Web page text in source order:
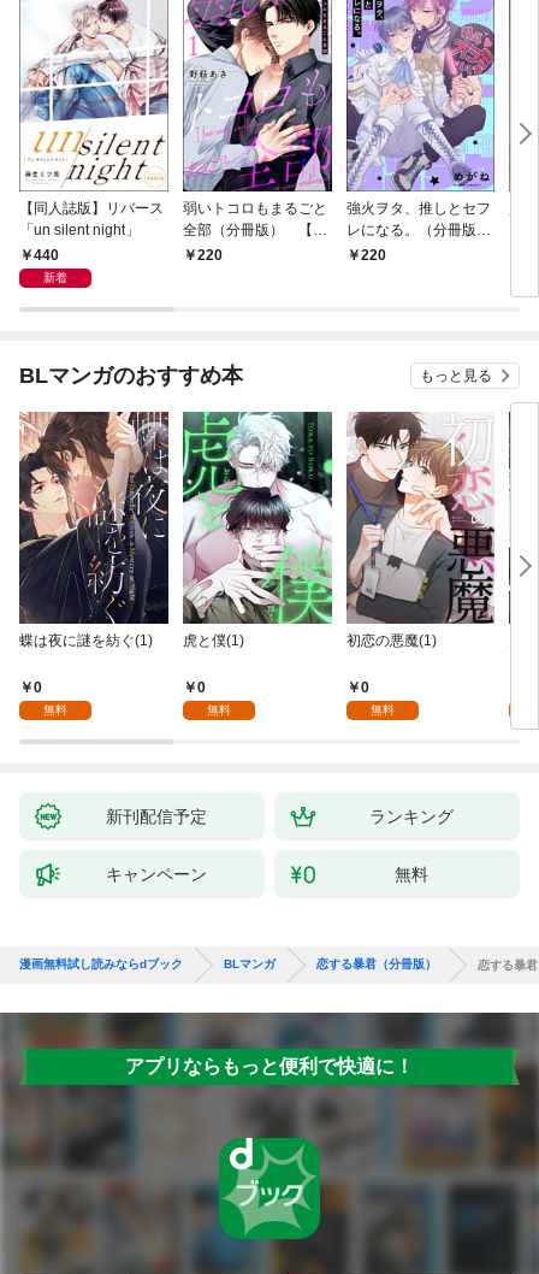
【同人誌版】リバース
「un silent night」
440
新着
弱いトコロもまるごと
全部（分冊版） 【第
1話】
220
強火ヲタ、推しとセフ
レになる。（分冊版）
【第1話】
220
BLマンガのおすすめ本 もっと見る
蝶は夜に謎を紡ぐ(1)
0
無料
虎と僕(1)
0
無料
初恋の悪魔(1)
0
無料
新刊配信予定 ランキング
キャンペーン 無料
漫画無料試し読みならdブック BLマンガ 恋する暴君（分冊版） 恋する暴
アプリならもっと便利で快適に！